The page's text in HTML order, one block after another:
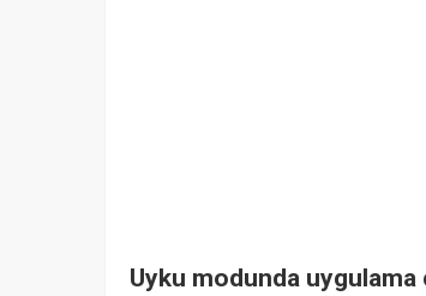
Uyku modunda uygulama